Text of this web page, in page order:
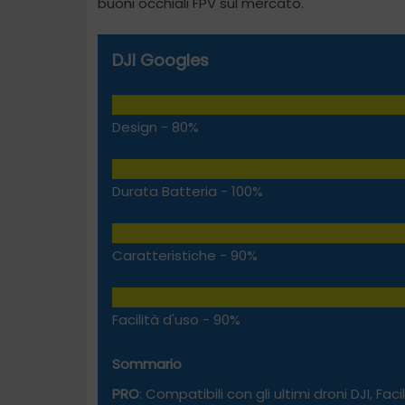
DJI Googles
Design - 80%
Durata Batteria - 100%
Caratteristiche - 90%
Facilità d'uso - 90%
Sommario
PRO: Compatibili con gli ultimi droni DJI,